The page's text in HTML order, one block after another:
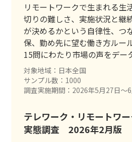
リモートワークで生まれる生
切りの難しさ、実施状況と継
が決めるかという自律性、つ
保、勤め先に望む働き方ルー
15問にわたり市場の声をデー
対象地域：日本全国
サンプル数：1000
調査実施期間：2026年5月27日〜
テレワーク・リモートワ
実態調査 2026年2月版